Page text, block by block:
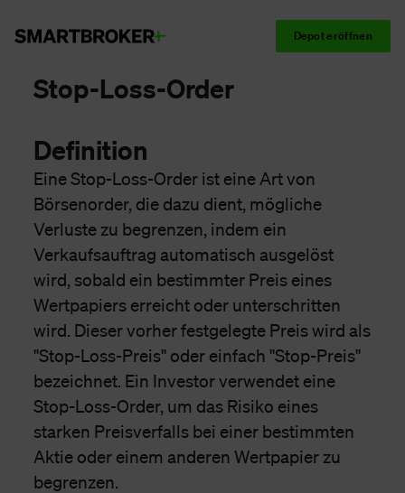
Depot eröffnen
Stop-Loss-Order
Definition
Eine Stop-Loss-Order ist eine Art von
Börsenorder, die dazu dient, mögliche
Verluste zu begrenzen, indem ein
Verkaufsauftrag automatisch ausgelöst
wird, sobald ein bestimmter Preis eines
Wertpapiers erreicht oder unterschritten
wird. Dieser vorher festgelegte Preis wird als
"Stop-Loss-Preis" oder einfach "Stop-Preis"
bezeichnet. Ein Investor verwendet eine
Stop-Loss-Order, um das Risiko eines
starken Preisverfalls bei einer bestimmten
Aktie oder einem anderen Wertpapier zu
begrenzen.